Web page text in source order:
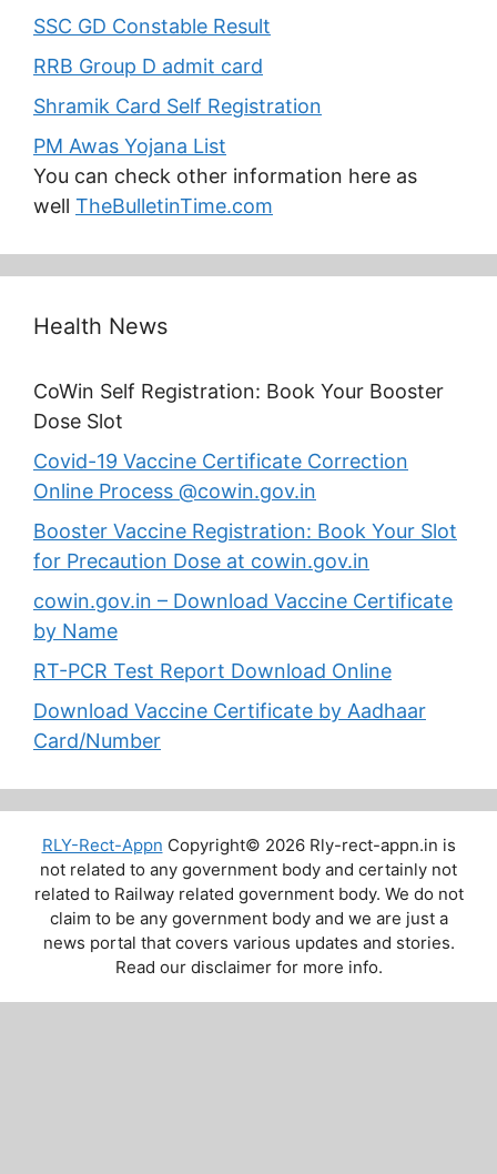
SSC GD Constable Result
RRB Group D admit card
Shramik Card Self Registration
PM Awas Yojana List
You can check other information here as
well TheBulletinTime.com
Health News
CoWin Self Registration: Book Your Booster
Dose Slot
Covid-19 Vaccine Certificate Correction
Online Process @cowin.gov.in
Booster Vaccine Registration: Book Your Slot
for Precaution Dose at cowin.gov.in
cowin.gov.in – Download Vaccine Certificate
by Name
RT-PCR Test Report Download Online
Download Vaccine Certificate by Aadhaar
Card/Number
RLY-Rect-Appn Copyright© 2026 Rly-rect-appn.in is
not related to any government body and certainly not
related to Railway related government body. We do not
claim to be any government body and we are just a
news portal that covers various updates and stories.
Read our disclaimer for more info.